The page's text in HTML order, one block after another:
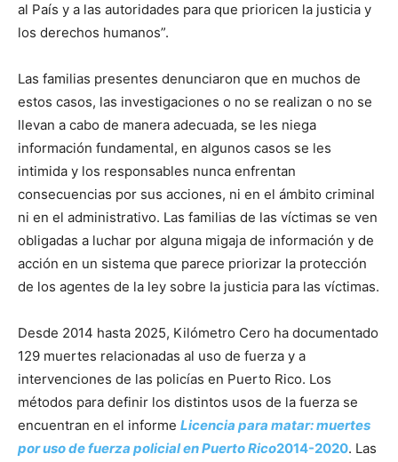
al País y a las autoridades para que prioricen la justicia y
los derechos humanos”.
Las familias presentes denunciaron que en muchos de
estos casos, las investigaciones o no se realizan o no se
llevan a cabo de manera adecuada, se les niega
información fundamental, en algunos casos se les
intimida y los responsables nunca enfrentan
consecuencias por sus acciones, ni en el ámbito criminal
ni en el administrativo. Las familias de las víctimas se ven
obligadas a luchar por alguna migaja de información y de
acción en un sistema que parece priorizar la protección
de los agentes de la ley sobre la justicia para las víctimas.
Desde 2014 hasta 2025, Kilómetro Cero ha documentado
129 muertes relacionadas al uso de fuerza y a
intervenciones de las policías en Puerto Rico. Los
métodos para definir los distintos usos de la fuerza se
encuentran en el informe Licencia para matar: muertes
por uso de fuerza policial en Puerto Rico2014-2020. Las